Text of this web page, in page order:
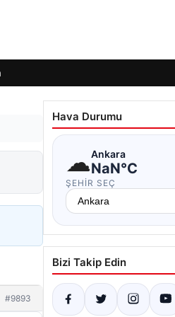
#9893
Hava Durumu
☁Ankara
NaN°C
ŞEHIR SEÇ
Bizi Takip Edin